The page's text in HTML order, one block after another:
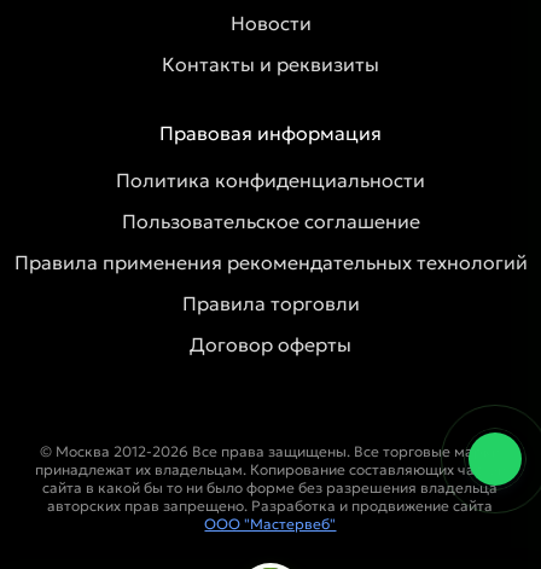
Новости
Контакты и реквизиты
Правовая информация
Политика конфиденциальности
Пользовательское соглашение
Правила применения рекомендательных технологий
Правила торговли
Договор оферты
© Москва 2012-2026 Все права защищены. Все торговые марки
принадлежат их владельцам. Копирование составляющих частей
сайта в какой бы то ни было форме без разрешения владельца
авторских прав запрещено. Разработка и продвижение сайта
ООО "Мастервеб"